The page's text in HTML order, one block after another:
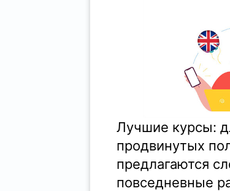
Лучшие курсы:
продвинутых
предлагаются
повседневные